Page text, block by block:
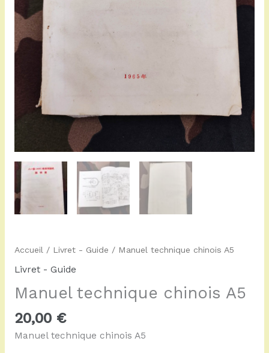
Accueil / Livret - Guide / Manuel technique chinois A5
Livret - Guide
Manuel technique chinois A5
20,00 €
Manuel technique chinois A5